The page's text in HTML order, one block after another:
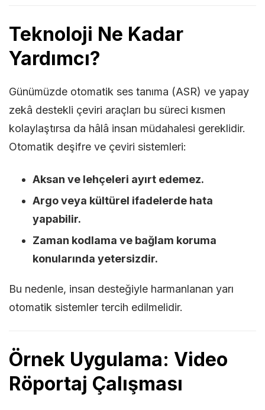
Teknoloji Ne Kadar
Yardımcı?
Günümüzde otomatik ses tanıma (ASR) ve yapay
zekâ destekli çeviri araçları bu süreci kısmen
kolaylaştırsa da hâlâ insan müdahalesi gereklidir.
Otomatik deşifre ve çeviri sistemleri:
Aksan ve lehçeleri ayırt edemez.
Argo veya kültürel ifadelerde hata
yapabilir.
Zaman kodlama ve bağlam koruma
konularında yetersizdir.
Bu nedenle, insan desteğiyle harmanlanan yarı
otomatik sistemler tercih edilmelidir.
Örnek Uygulama: Video
Röportaj Çalışması